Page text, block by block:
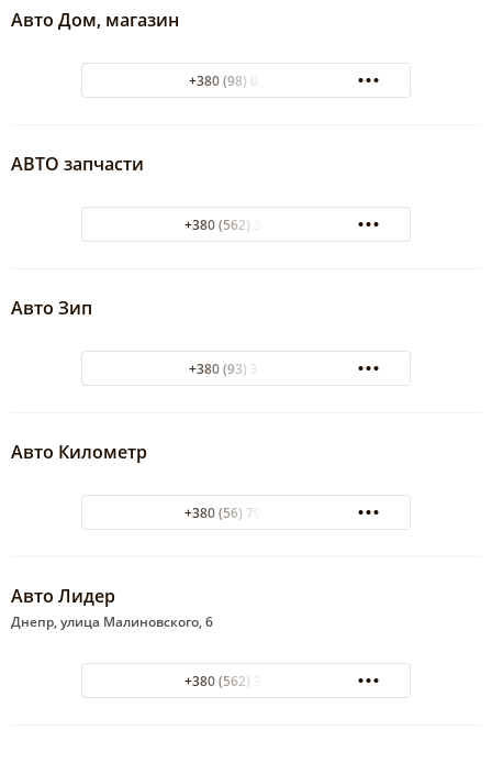
Авто Дом, магазин
+380 (98) 0381592
АВТО запчасти
+380 (562) 35-10-10
Авто Зип
+380 (93) 3376086
Авто Километр
+380 (56) 792-25-28
Авто Лидер
Днепр, улица Малиновского, 6
+380 (562) 35-25-55